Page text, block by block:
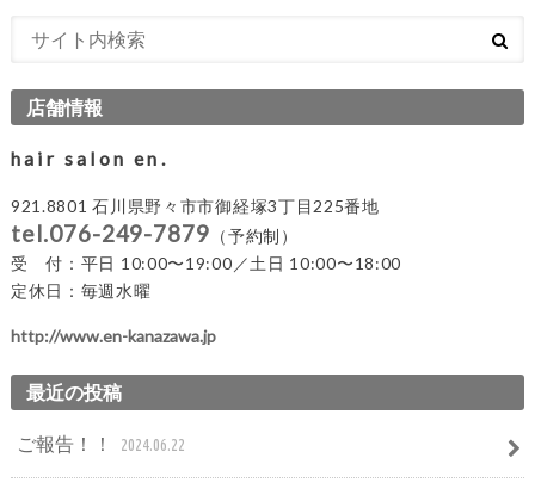
店舗情報
hair salon en.
921.8801 石川県野々市市御経塚3丁目225番地
tel.076-249-7879 （予約制）
受 付：平日 10:00〜19:00／土日 10:00〜18:00
定休日：毎週水曜
http://www.en-kanazawa.jp
最近の投稿
ご報告！！ 2024.06.22